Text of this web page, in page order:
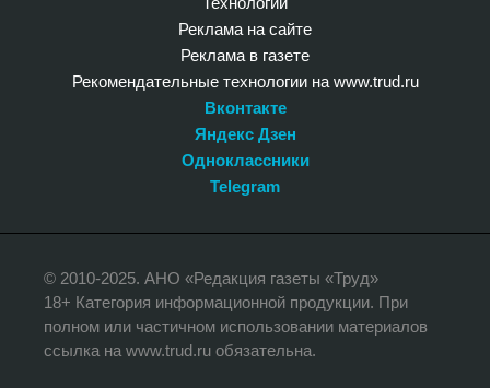
Реклама на сайте
Реклама в газете
Рекомендательные технологии на www.trud.ru
Вконтакте
Яндекс Дзен
Одноклассники
Telegram
© 2010-2025. АНО «Редакция газеты «Труд»
18+ Категория информационной продукции. При
полном или частичном использовании материалов
ссылка на www.trud.ru обязательна.